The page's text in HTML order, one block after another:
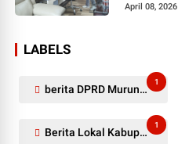
April 08, 2026
LABELS
berita DPRD Murung Raya
1
Berita Lokal Kabupaten Barito Utara
1